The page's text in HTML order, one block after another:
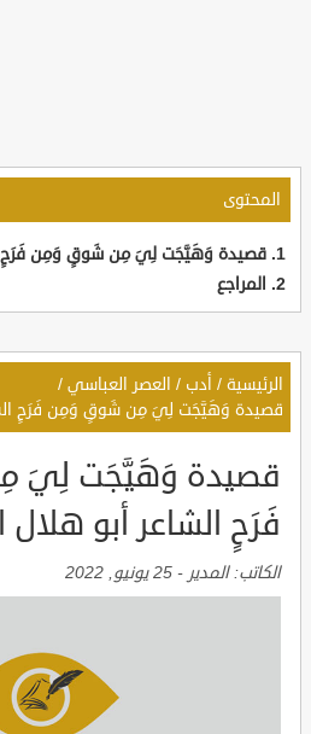
المحتوى
قصيدة وَهَيَّجَت لِيَ مِن شَوقٍ وَمِن فَرَحٍ
المراجع
الرئيسية / أدب / العصر العباسي /
قصيدة وَهَيَّجَت لِيَ مِن شَوقٍ وَمِن فَرَحٍ
قصيدة وَهَيَّجَت لِيَ
فَرَحٍ الشاعر أبو
الكاتب:المدير - 25 يونيو, 2022